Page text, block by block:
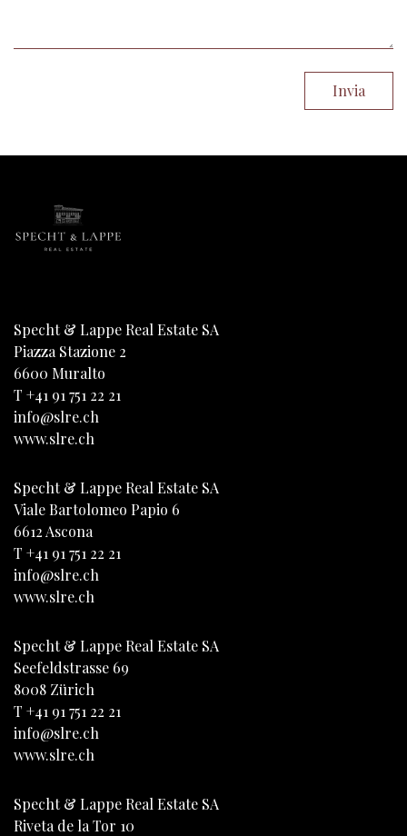
Invia
Specht & Lappe Real Estate SA
Piazza Stazione 2
6600 Muralto
T +41 91 751 22 21
info@slre.ch
www.slre.ch
Specht & Lappe Real Estate SA
Viale Bartolomeo Papio 6
6612 Ascona
T +41 91 751 22 21
info@slre.ch
www.slre.ch
Specht & Lappe Real Estate SA
Seefeldstrasse 69
8008 Zürich
T +41 91 751 22 21
info@slre.ch
www.slre.ch
Specht & Lappe Real Estate SA
Riveta de la Tor 10